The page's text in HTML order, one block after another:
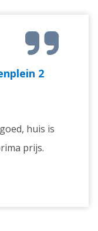
2
huis is
prijs.